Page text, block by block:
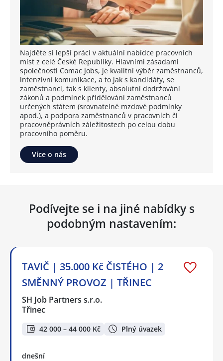
Najděte si lepší práci v aktuální nabídce pracovních
míst z celé České Republiky. Hlavními zásadami
společnosti Comac Jobs, je kvalitní výběr zaměstnanců,
intenzivní komunikace, a to jak s kandidáty, se
zaměstnanci, tak s klienty, absolutní dodržování
zákonů a podmínek přidělování zaměstnanců
určených státem (srovnatelné mzdové podmínky
apod.), a podpora zaměstnanců v pracovních či
pracovněprávních záležitostech po celou dobu
pracovního poměru.
Více o nás
Podívejte se i na jiné nabídky s
podobným nastavením:
TAVIČ | 35.000 Kč ČISTÉHO | 2
SMĚNNÝ PROVOZ | TŘINEC
SH Job Partners s.r.o.
Třinec
42 000 – 44 000 Kč Plný úvazek
dnešní